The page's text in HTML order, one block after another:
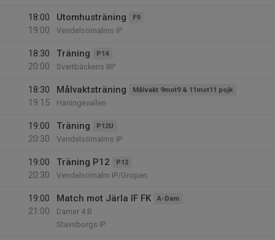
18:00
19:00
Utomhusträning F9
Vendelsömalms IP
18:30
20:00
Träning P14
Svartbäckens BP
18:30
19:15
Målvaktsträning Målvakt 9mot9 & 11mot11 pojk
Haningevallen
19:00
20:30
Träning P12U
Vendelsömalms IP
19:00
20:30
Träning P12 P12
Vendelsömalm IP/Gropen
19:00
21:00
Match mot Järla IF FK A-Dam
Damer 4 B
Stavsborgs IP